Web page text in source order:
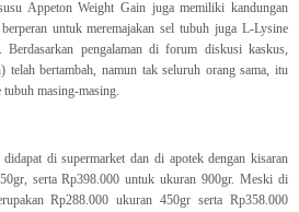
Appeton Weight Gain juga memiliki kandungan
untuk meremajakan sel tubuh juga L-Lysine
Berdasarkan pengalaman di forum diskusi kaskus,
bertambah, namun tak seluruh orang sama, itu
tubuh masing-masing.
di supermarket dan di apotek dengan kisaran
serta Rp398.000 untuk ukuran 900gr. Meski di
Rp288.000 ukuran 450gr serta Rp358.000